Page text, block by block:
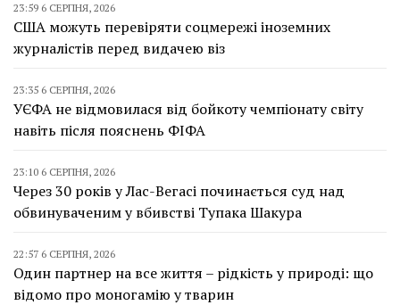
23:59 6 СЕРПНЯ, 2026
США можуть перевіряти соцмережі іноземних
журналістів перед видачею віз
23:35 6 СЕРПНЯ, 2026
УЄФА не відмовилася від бойкоту чемпіонату світу
навіть після пояснень ФІФА
23:10 6 СЕРПНЯ, 2026
Через 30 років у Лас-Вегасі починається суд над
обвинуваченим у вбивстві Тупака Шакура
22:57 6 СЕРПНЯ, 2026
Один партнер на все життя – рідкість у природі: що
відомо про моногамію у тварин